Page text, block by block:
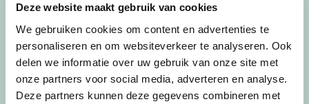
Deze website maakt gebruik van cookies
We gebruiken cookies om content en advertenties te
personaliseren en om websiteverkeer te analyseren. Ook
delen we informatie over uw gebruik van onze site met
onze partners voor social media, adverteren en analyse.
Deze partners kunnen deze gegevens combineren met
Lees meer
30-04-26doorJorg